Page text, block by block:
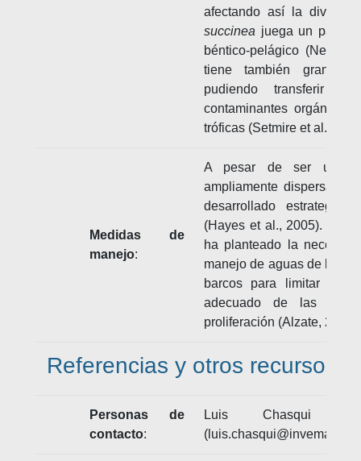
afectando así la
succinea juega un papel
béntico-pelágico
tiene también gran
pudiendo transferir
contaminantes
tróficas (Setmire et al.,
Medidas de
manejo:
A pesar de ser un
ampliamente dispersado
desarrollado
(Hayes et al., 2005).
ha planteado la
manejo de aguas de
barcos para limitar su
adecuado de las
proliferación (Alzate, 2009;
Referencias y otros recursos
Personas de
contacto:
Luis Chasqui -